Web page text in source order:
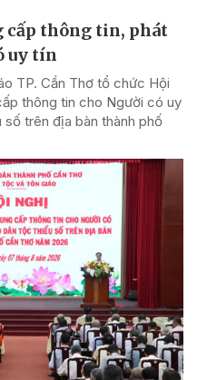
cấp thông tin, phát
uy tín
TP. Cần Thơ tổ chức Hội
thông tin cho Người có uy
trên địa bàn thành phố